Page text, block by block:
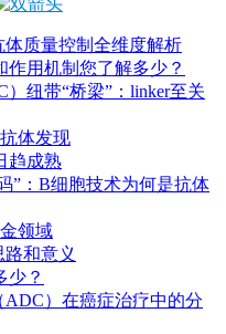
质量控制全维度解析
用机制您了解多少？
纽带“桥梁”：linker至关
体发现
趋成熟
”：B细胞技术为何是抗体
领域
和意义
少？
）在癌症治疗中的分